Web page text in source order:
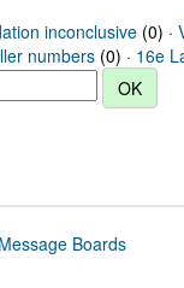
inconclusive(0) ·
numbers (0) · 16e
Message Boards